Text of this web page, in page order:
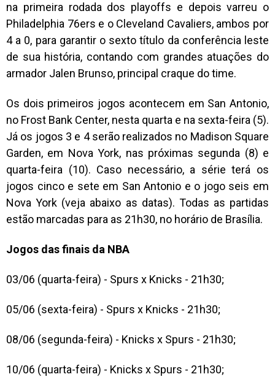
na primeira rodada dos playoffs e depois varreu o
Philadelphia 76ers e o Cleveland Cavaliers, ambos por
4 a 0, para garantir o sexto título da conferência leste
de sua história, contando com grandes atuações do
armador Jalen Brunso, principal craque do time.
Os dois primeiros jogos acontecem em San Antonio,
no Frost Bank Center, nesta quarta e na sexta-feira (5).
Já os jogos 3 e 4 serão realizados no Madison Square
Garden, em Nova York, nas próximas segunda (8) e
quarta-feira (10). Caso necessário, a série terá os
jogos cinco e sete em San Antonio e o jogo seis em
Nova York (veja abaixo as datas). Todas as partidas
estão marcadas para as 21h30, no horário de Brasília.
Jogos das finais da NBA
03/06 (quarta-feira) - Spurs x Knicks - 21h30;
05/06 (sexta-feira) - Spurs x Knicks - 21h30;
08/06 (segunda-feira) - Knicks x Spurs - 21h30;
10/06 (quarta-feira) - Knicks x Spurs - 21h30;